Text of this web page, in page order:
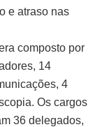
e atraso nas
composto por
14
4
Os cargos
36 delegados,